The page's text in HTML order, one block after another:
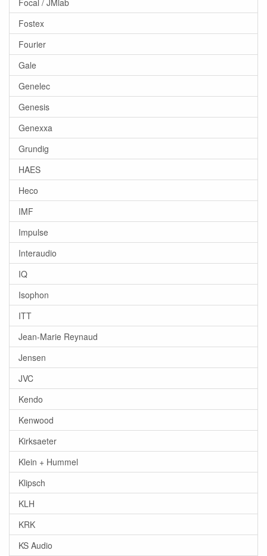
Focal / JMlab
Fostex
Fourier
Gale
Genelec
Genesis
Genexxa
Grundig
HAES
Heco
IMF
Impulse
Interaudio
IQ
Isophon
ITT
Jean-Marie Reynaud
Jensen
JVC
Kendo
Kenwood
Kirksaeter
Klein + Hummel
Klipsch
KLH
KRK
KS Audio